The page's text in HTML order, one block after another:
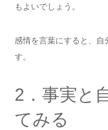
もよいでしょう。
感情を言葉にすると、自
す。
2．事実と
てみる